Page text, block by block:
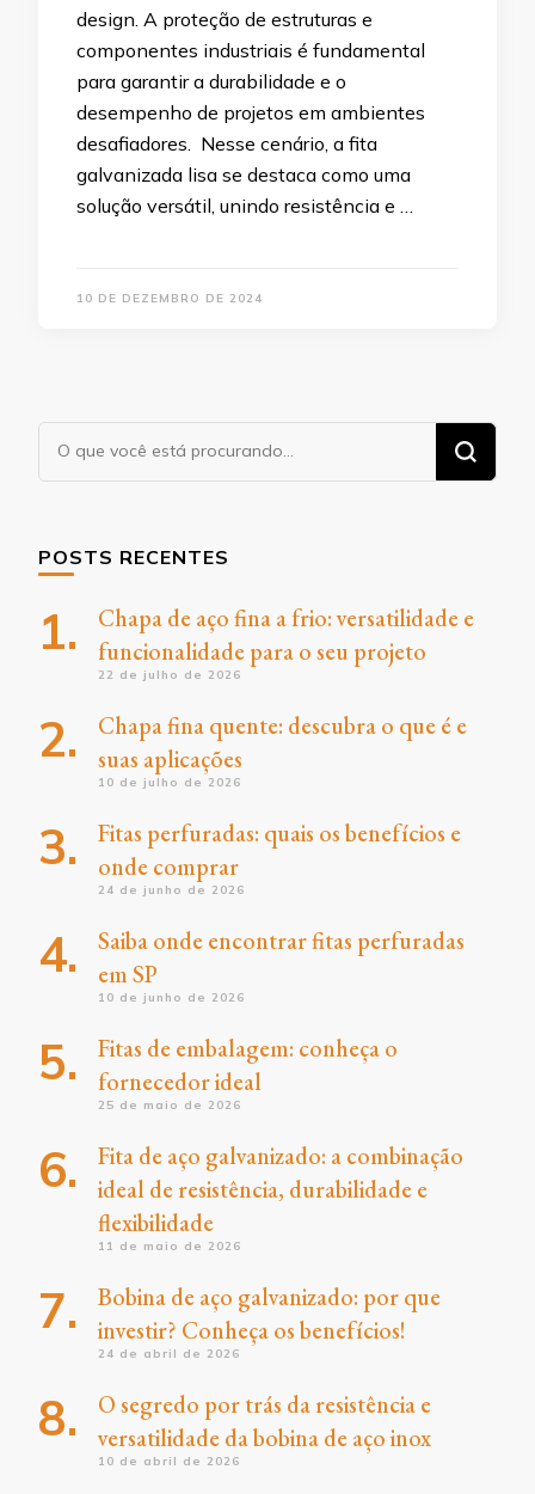
design. A proteção de estruturas e
componentes industriais é fundamental
para garantir a durabilidade e o
desempenho de projetos em ambientes
desafiadores. Nesse cenário, a fita
galvanizada lisa se destaca como uma
solução versátil, unindo resistência e …
10 DE DEZEMBRO DE 2024
Procurando
algo?
POSTS RECENTES
Chapa de aço fina a frio: versatilidade e
funcionalidade para o seu projeto
22 de julho de 2026
Chapa fina quente: descubra o que é e
suas aplicações
10 de julho de 2026
Fitas perfuradas: quais os benefícios e
onde comprar
24 de junho de 2026
Saiba onde encontrar fitas perfuradas
em SP
10 de junho de 2026
Fitas de embalagem: conheça o
fornecedor ideal
25 de maio de 2026
Fita de aço galvanizado: a combinação
ideal de resistência, durabilidade e
flexibilidade
11 de maio de 2026
Bobina de aço galvanizado: por que
investir? Conheça os benefícios!
24 de abril de 2026
O segredo por trás da resistência e
versatilidade da bobina de aço inox
10 de abril de 2026